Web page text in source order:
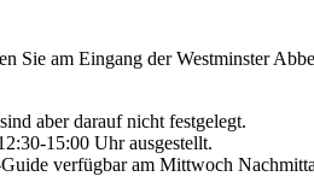
Sie am Eingang der Westminster
aber darauf nicht festgelegt.
15:00 Uhr ausgestellt.
verfügbar am Mittwoch